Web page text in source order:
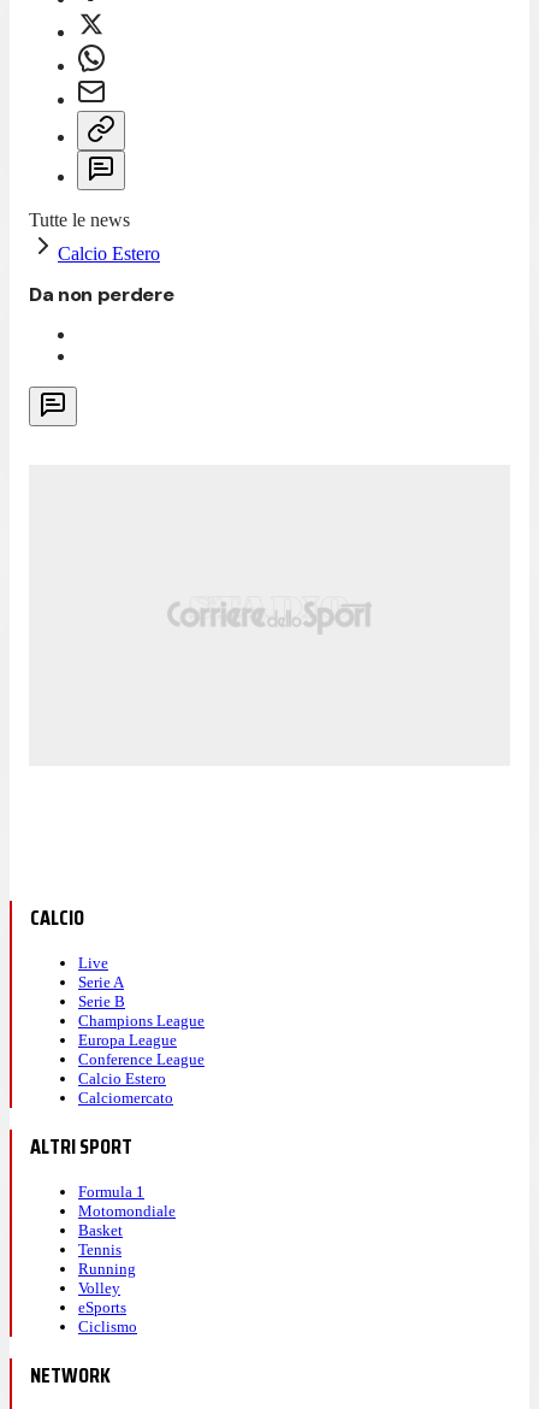
Tutte le news
Calcio Estero
Da non perdere
CALCIO
Live
Serie A
Serie B
Champions League
Europa League
Conference League
Calcio Estero
Calciomercato
ALTRI SPORT
Formula 1
Motomondiale
Basket
Tennis
Running
Volley
eSports
Ciclismo
NETWORK